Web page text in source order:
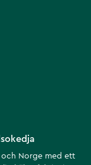
och Norge med ett